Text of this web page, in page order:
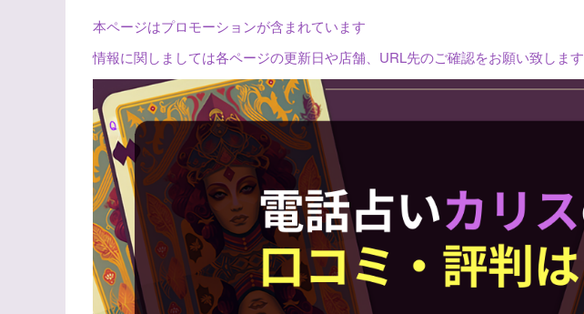
本ページはプロモーションが含まれています
情報に関しましては各ページの更新日や店舗、URL先のご確認をお願い致します